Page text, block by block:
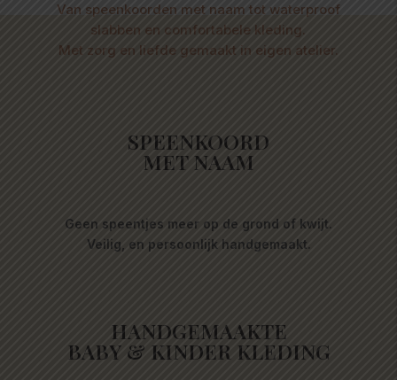
Van speenkoorden met naam tot waterproof
slabben en comfortabele kleding.
Met zorg en liefde gemaakt in eigen atelier.
SPEENKOORD
MET NAAM
Geen speentjes meer op de grond of kwijt.
Veilig, en persoonlijk handgemaakt.
HANDGEMAAKTE
BABY & KINDER KLEDING